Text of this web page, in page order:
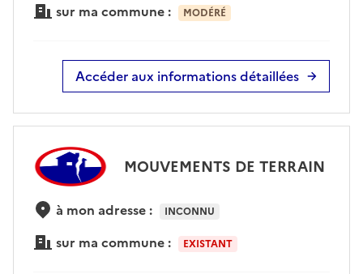
sur ma commune : MODÉRÉ
Accéder aux informations détaillées
MOUVEMENTS DE TERRAIN
à mon adresse : INCONNU
sur ma commune : EXISTANT